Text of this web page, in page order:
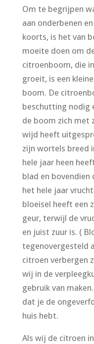
Om te begrijpen
aan onderbenen
koorts, is het van
moeite doen om
citroenboom, die
groeit, is een
boom. De
beschutting nodig
de boom zich met
wijd heeft
zijn wortels breed
hele jaar heen
blad en
het hele jaar
bloeisel heeft een
geur, terwijl de
en juist zuur is. (
tegenovergesteld
citroen verbergen
wij in de
gebruik van
dat je de
huis hebt.
Als wij de citroen